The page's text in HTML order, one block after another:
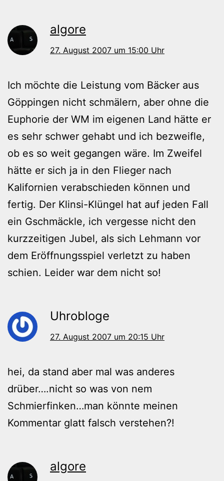
algore
27. August 2007 um 15:00 Uhr
Ich möchte die Leistung vom Bäcker aus
Göppingen nicht schmälern, aber ohne die
Euphorie der WM im eigenen Land hätte er
es sehr schwer gehabt und ich bezweifle,
ob es so weit gegangen wäre. Im Zweifel
hätte er sich ja in den Flieger nach
Kalifornien verabschieden können und
fertig. Der Klinsi-Klüngel hat auf jeden Fall
ein Gschmäckle, ich vergesse nicht den
kurzzeitigen Jubel, als sich Lehmann vor
dem Eröffnungsspiel verletzt zu haben
schien. Leider war dem nicht so!
Uhrobloge
27. August 2007 um 20:15 Uhr
hei, da stand aber mal was anderes
drüber….nicht so was von nem
Schmierfinken…man könnte meinen
Kommentar glatt falsch verstehen?!
algore